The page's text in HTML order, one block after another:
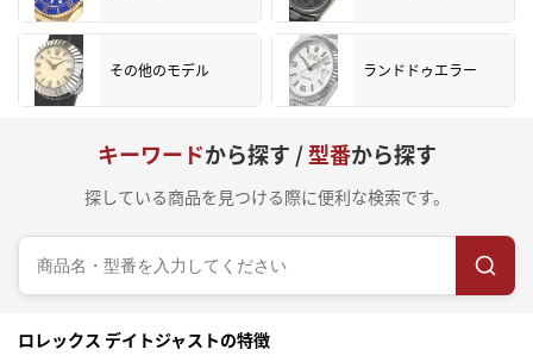
その他のモデル ランドドゥエラー
キーワードから探す /型番から探す
探している商品を見つける際に便利な検索です。
ロレックス デイトジャストの特徴